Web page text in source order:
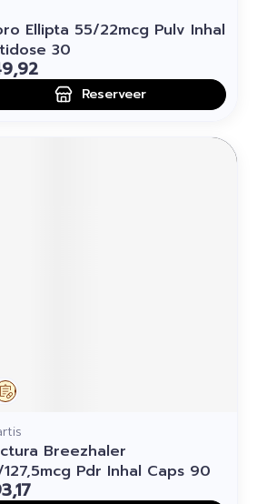
Ellipta 55/22mcg Pulv Inhal
30
Reserveer
Op voorschrift
Breezhaler
127,5mcg Pdr Inhal Caps 90